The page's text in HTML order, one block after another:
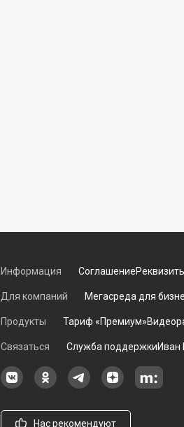
Информация Соглашение
Для компаний Мегасреда для
Продукты Тариф «Премиум»
Связаться Служба поддержкиИван
Наша группа в ВКонтакте
Наша группа на
Наша группа в
наш Наш
Нас рекомендуют